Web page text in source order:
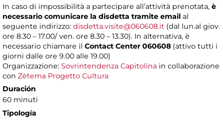
In caso di impossibilità a partecipare all’attività prenotata, è
necessario comunicare la disdetta tramite email al
seguente indirizzo: disdetta.visite@060608.it (dal lun.al giov.
ore 8.30 – 17.00/ ven. ore 8.30 – 13.30). In alternativa, è
necessario chiamare il Contact Center 060608 (attivo tutti i
giorni dalle ore 9.00 alle 19.00)
Organizzazione: Sovrintendenza Capitolina in collaborazione
con Zètema Progetto Cultura
Duración
60 minuti
Tipología